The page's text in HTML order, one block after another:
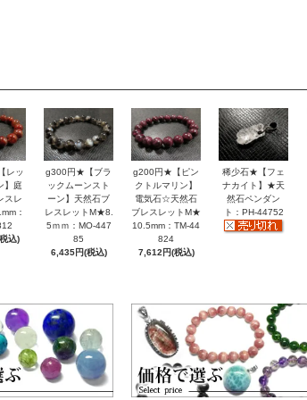
レッ
】庭
スレ
：
込)
g300円★【ブラ
ックムーンスト
ーン】天然石ブ
レスレットM★8.
5ｍｍ：MO-447
85
6,435円(税込)
g200円★【ピン
クトルマリン】
電気石☆天然石
ブレスレットM★
10.5mm：TM-44
824
7,612円(税込)
稀少石★【フェ
ナカイト】★天
然石ペンダン
ト：PH-44752